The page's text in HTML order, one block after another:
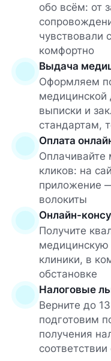
обо всём: от
чувствовали
комфортно
Выдача
Оформляем
медицинской
выписки и
стандартам,
Оплата
Оплачивайте
кликов: на
приложение
волокиты
Онлайн-
Получите
клиники, в
обстановке
Налоговые
Верните до
подготовим
получения